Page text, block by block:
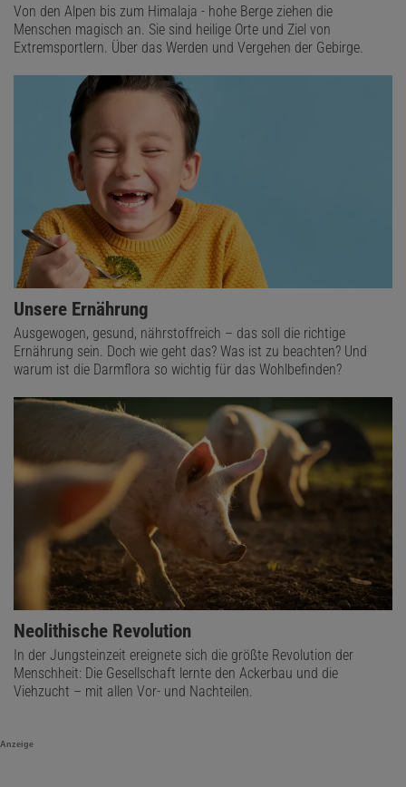
Von den Alpen bis zum Himalaja - hohe Berge ziehen die
Menschen magisch an. Sie sind heilige Orte und Ziel von
Extremsportlern. Über das Werden und Vergehen der Gebirge.
Unsere Ernährung
Ausgewogen, gesund, nährstoffreich – das soll die richtige
Ernährung sein. Doch wie geht das? Was ist zu beachten? Und
warum ist die Darmflora so wichtig für das Wohlbefinden?
Neolithische Revolution
In der Jungsteinzeit ereignete sich die größte Revolution der
Menschheit: Die Gesellschaft lernte den Ackerbau und die
Viehzucht – mit allen Vor- und Nachteilen.
Anzeige